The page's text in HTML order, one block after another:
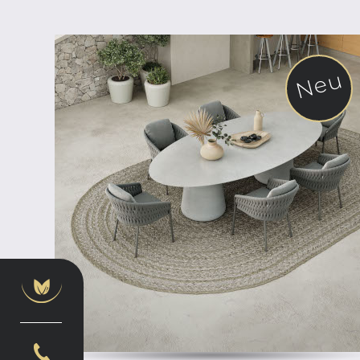
Neu
ab